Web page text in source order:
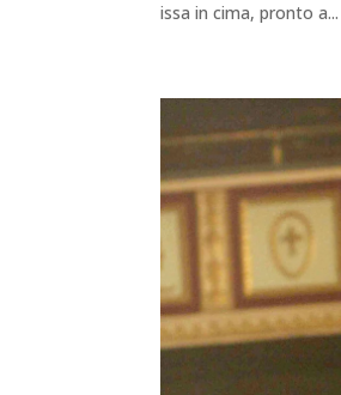
issa in cima, pronto a...